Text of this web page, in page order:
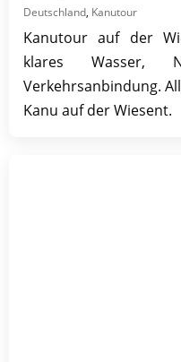
Deutschland, Kanutour
Kanutour auf der
klares
Verkehrsanbindung.
Kanu auf der Wiesent.